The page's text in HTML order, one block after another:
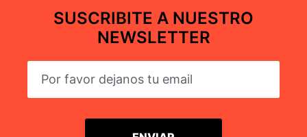
SUSCRIBITE A NUESTRO
NEWSLETTER